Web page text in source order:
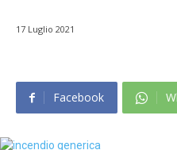
17 Luglio 2021
Facebook